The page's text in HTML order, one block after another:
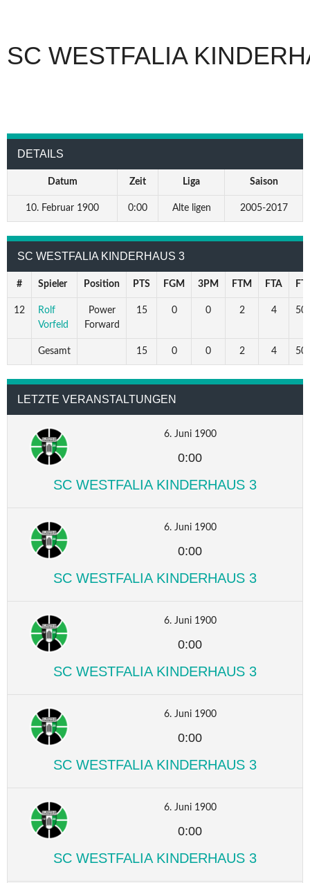
SC WESTFALIA
DETAILS
Datum Zeit Liga Saison
10. Februar 1900 0:00 Alte ligen 2005-2017
SC WESTFALIA KINDERHAUS 3
# Spieler Position PTS FGM 3PM FTM FTA
12
Rolf
Vorfeld
Power
Forward
15 0 0 2 4
Gesamt 15 0 0 2 4
LETZTE VERANSTALTUNGEN
6. Juni 1900
0:00
SC WESTFALIA KINDERHAUS 3
6. Juni 1900
0:00
SC WESTFALIA KINDERHAUS 3
6. Juni 1900
0:00
SC WESTFALIA KINDERHAUS 3
6. Juni 1900
0:00
SC WESTFALIA KINDERHAUS 3
6. Juni 1900
0:00
SC WESTFALIA KINDERHAUS 3